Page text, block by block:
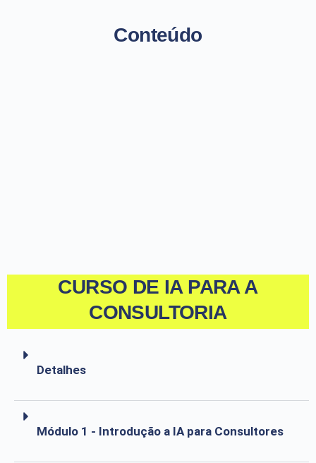
Conteúdo
CURSO DE IA PARA A
CONSULTORIA
Detalhes
Módulo 1 - Introdução a IA para Consultores